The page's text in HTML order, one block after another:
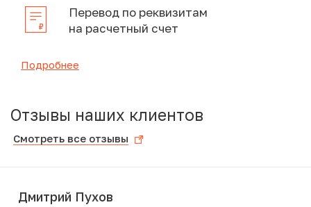
Перевод по реквизитам
на расчетный счет
Подробнее
Отзывы наших клиентов
Смотреть все отзывы
Дмитрий Пухов